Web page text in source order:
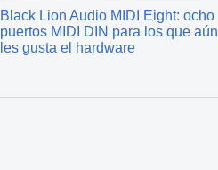
Black Lion Audio MIDI Eight: ocho
puertos MIDI DIN para los que aún
les gusta el hardware